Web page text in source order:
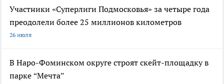
Участники «Суперлиги Подмосковья» за четыре года
преодолели более 25 миллионов километров
26 июля
В Наро-Фоминском округе строят скейт-площадку в
парке “Мечта”